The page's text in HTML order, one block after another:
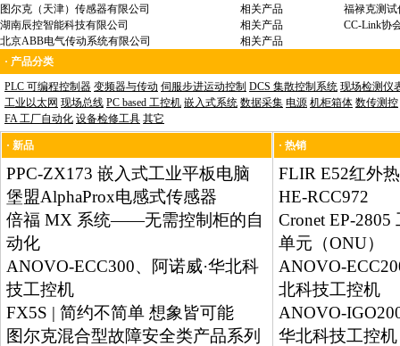
图尔克（天津）传感器有限公司
相关产品
湖南辰控智能科技有限公司
相关产品
北京ABB电气传动系统有限公司
相关产品
福禄克测
CC-Link协
· 产品分类
PLC 可编程控制器 变频器与传动 伺服步进运动控制 DCS 集散控制系统 现场检测仪
工业以太网 现场总线 PC based 工控机 嵌入式系统 数据采集 电源 机柜箱体 数传测控
FA 工厂自动化 设备检修工具 其它
· 新品
PPC-ZX173 嵌入式工业平板电脑
堡盟AlphaProx电感式传感器
倍福 MX 系统——无需控制柜的自
动化
ANOVO-ECC300、阿诺威·华北科
技工控机
FX5S | 简约不简单 想象皆可能
图尔克混合型故障安全类产品系列
· 热销
FLIR E52红外
HE-RCC972
Cronet EP-
单元（ONU）
ANOVO-
北科技工控机
ANOVO-
华北科技工控机